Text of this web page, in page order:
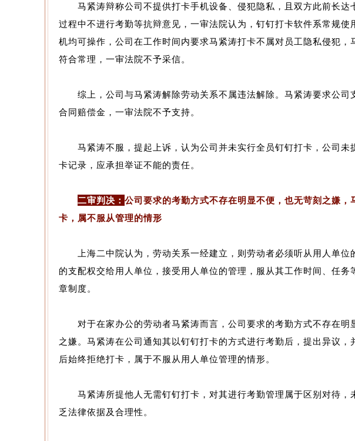
马紧涛辩称公司不提供打卡手机设备、侵犯隐私，且双方此前长达
过程中不进行考勤等抗辩意见，一审法院认为，钉钉打卡软件系常规使
机均可操作，公司在工作时间内要求马紧涛打卡不属对员工隐私侵犯，
符合常理，一审法院不予采信。
综上，公司与马紧涛解除劳动关系不属违法解除。马紧涛要求公司
合同赔偿金，一审法院不予支持。
马紧涛不服，提起上诉，认为公司并未实行全员钉钉打卡，公司未
卡记录，应承担举证不能的责任。
二审判决： 公司要求的考勤方式不存在明显不便，也无苛刻之嫌，
卡，属不服从管理的情形
上海二中院认为，劳动关系一经建立，则劳动者必须听从用人单位
的支配权交给用人单位，接受用人单位的管理，服从其工作时间、任务
章制度。
对于在家办公的劳动者马紧涛而言，公司要求的考勤方式不存在明
之嫌。马紧涛在公司通知其以钉钉打卡的方式进行考勤后，提出异议，
后始终拒绝打卡，属于不服从用人单位管理的情形。
马紧涛所提他人无需钉钉打卡，对其进行考勤管理属于区别对待，
乏法律依据及合理性。